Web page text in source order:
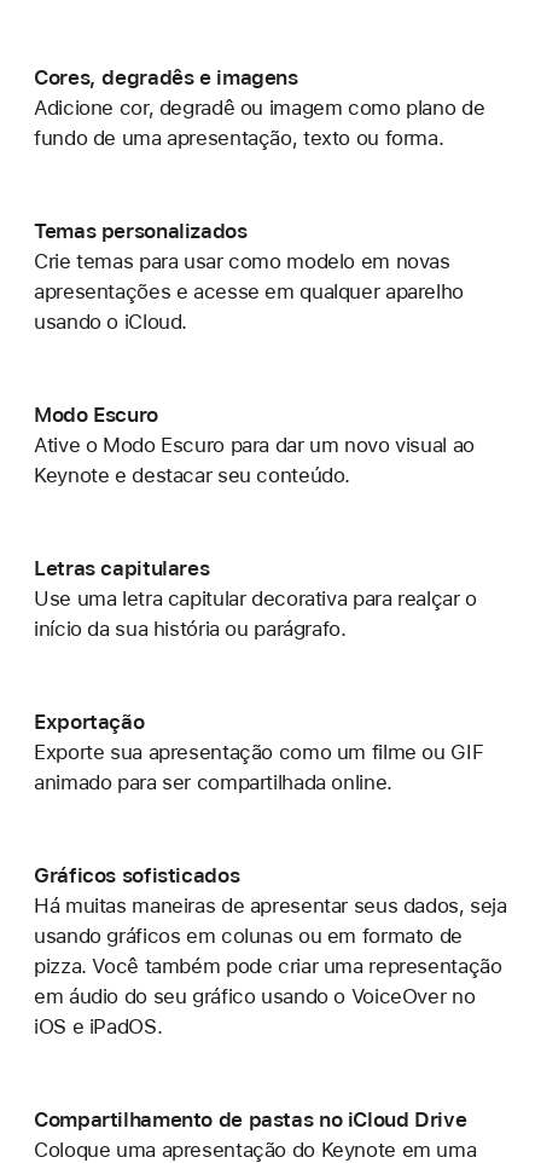
Cores, degradês e imagens
Adicione cor, degradê ou imagem como plano de
fundo de uma apresentação, texto ou forma.
Temas personalizados
Crie temas para usar como modelo em novas
apresentações e acesse em qualquer aparelho
usando o iCloud.
Modo Escuro
Ative o Modo Escuro para dar um novo visual ao
Keynote e destacar seu conteúdo.
Letras capitulares
Use uma letra capitular decorativa para realçar o
início da sua história ou parágrafo.
Exportação
Exporte sua apresentação como um filme ou GIF
animado para ser compartilhada online.
Gráficos sofisticados
Há muitas maneiras de apresentar seus dados, seja
usando gráficos em colunas ou em formato de
pizza. Você também pode criar uma representação
em áudio do seu gráfico usando o VoiceOver no
iOS e iPadOS.
Compartilhamento de pastas no iCloud Drive
Coloque uma apresentação do Keynote em uma